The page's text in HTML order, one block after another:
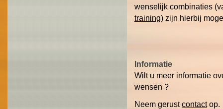
wenselijk combinaties
training) zijn hierbij
Informatie
Wilt u meer informatie
wensen ?
Neem gerustcontactop.